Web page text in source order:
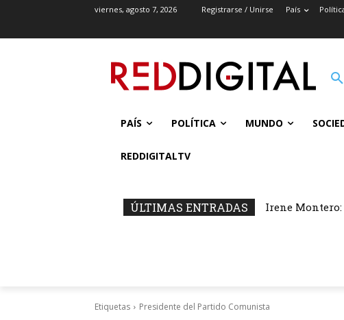
viernes, agosto 7, 2026 Registrarse / Unirse País
PAÍS POLÍTICA MUNDO
REDDIGITALTV
ÚLTIMAS ENTRADAS Irene
Etiquetas Presidente del Partido Comunista